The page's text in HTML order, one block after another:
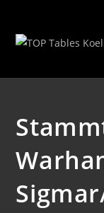
springen
of Sigmar/